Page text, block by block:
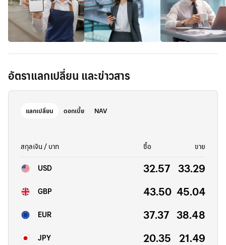
อัตราแลกเปลี่ยน และข่าวสาร
แลกเปลี่ยน ดอกเบี้ย NAV
สกุลเงิน / บาท ซื้อ ขาย
USD 32.57 33.29
GBP 43.50 45.04
EUR 37.37 38.48
JPY 20.35 21.49